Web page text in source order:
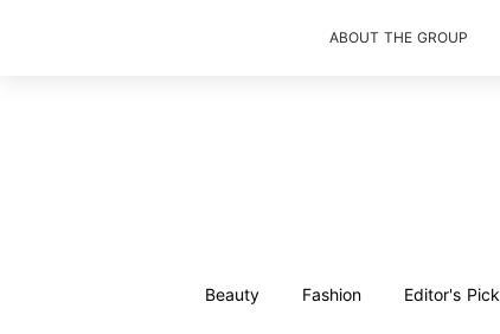
ABOUT THE GROUP
Beauty Fashion Editor's Pick